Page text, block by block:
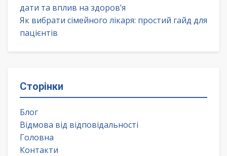
дати та вплив на здоров’я
Як вибрати сімейного лікаря: простий гайд для
пацієнтів
Сторінки
Блог
Відмова від відповідальності
Головна
Контакти